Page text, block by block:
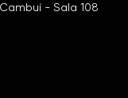
- Sala 108